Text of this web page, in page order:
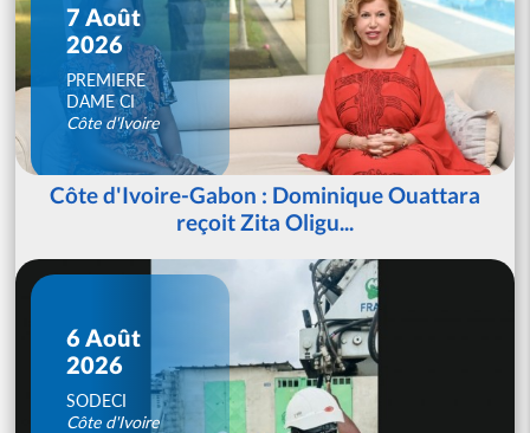
7 Août
2026
PREMIERE
DAME CI
Côte d'Ivoire
Côte d'Ivoire-Gabon : Dominique Ouattara
reçoit Zita Oligu...
6 Août
2026
SODECI
Côte d'Ivoire